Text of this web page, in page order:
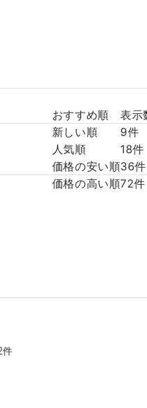
おすすめ順
新しい順
人気順
価格の安い順
価格の高い順
表示
9件
18件
36件
72件
件